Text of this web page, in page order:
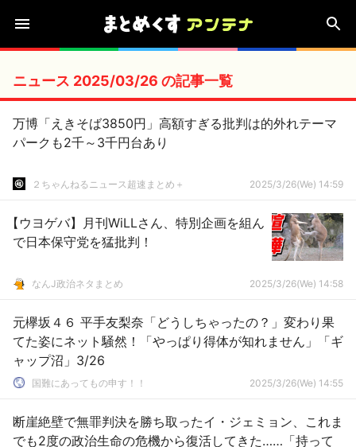
ニュース 2025/03/26 の記事一覧
万博「えきそば3850円」高額すぎる批判は的外れテーマ
パークも2千～3千円台あり
２ちゃんねるニュース超速まとめ＋ 2025/3/26(We) 14:59
【ウヨゲバ】月刊WiLLさん、特別企画を組ん
で日本保守党を猛批判！
なんJ政治ネタまとめ 2025/3/26(We) 14:58
元欅坂４６ 平手友梨奈「どうしちゃったの？」変わり果
てた姿にネット騒然！「やっぱり得体が知れません」「ギ
ャップ沼」3/26
国難にあってもの申す！！ 2025/3/26(We) 14:55
断崖絶壁で無罪判決を勝ち取ったイ・ジェミョン、これま
でも2度の政治生命の危機から復活してきた……「持って